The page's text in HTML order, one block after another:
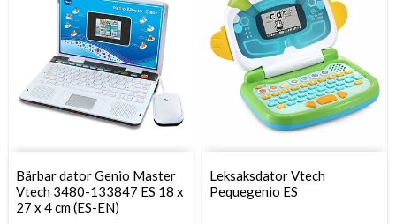
Bärbar dator Genio Master
Vtech 3480-133847 ES 18 x
27 x 4 cm (ES-EN)
Leksaksdator Vtech
Pequegenio ES